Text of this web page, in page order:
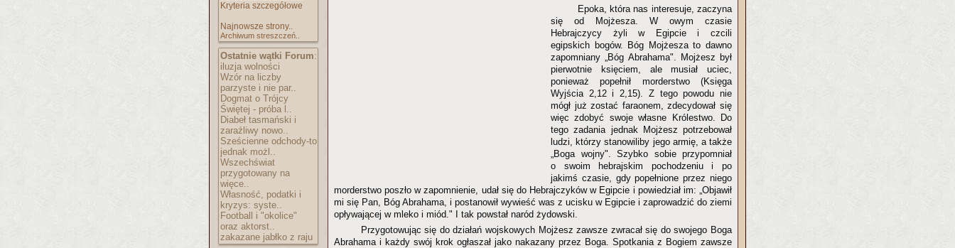
Kryteria szczegółowe
Najnowsze strony..
Archiwum streszczeń..
Ostatnie wątki Forum:
iluzja wolności
Wzór na liczby
parzyste i nie par..
Dogmat o Trójcy
Świętej - próba l..
Diabeł tasmański i
zaraźliwy nowo..
Sześcienne odchody-to
jednak możl..
Wszechświat
przygotowany na
więce..
Własność, podatki i
kryzys: syste..
Football i "okolice"
oraz aktorst..
zakazane jabłko z raju
Epoka, która nas interesuje, zaczyna
się od Mojżesza. W owym czasie
Hebrajczycy żyli w Egipcie i czcili
egipskich bogów. Bóg Mojżesza to dawno
zapomniany „Bóg Abrahama". Mojżesz był
pierwotnie księciem, ale musiał uciec,
ponieważ popełnił morderstwo (Księga
Wyjścia 2,12 i 2,15). Z tego powodu nie
mógł już zostać faraonem, zdecydował się
więc zdobyć swoje własne Królestwo. Do
tego zadania jednak Mojżesz potrzebował
ludzi, którzy stanowiliby jego armię, a także
„Boga wojny". Szybko sobie przypomniał
o swoim hebrajskim pochodzeniu i po
jakimś czasie, gdy popełnione przez niego
morderstwo poszło w zapomnienie, udał się do Hebrajczyków w Egipcie i powiedział im: „Objawił
mi się Pan, Bóg Abrahama, i postanowił wywieść was z ucisku w Egipcie i zaprowadzić do ziemi
opływającej w mleko i miód." I tak powstał naród żydowski.
Przygotowując się do działań wojskowych Mojżesz zawsze zwracał się do swojego Boga
Abrahama i każdy swój krok ogłaszał jako nakazany przez Boga. Spotkania z Bogiem zawsze